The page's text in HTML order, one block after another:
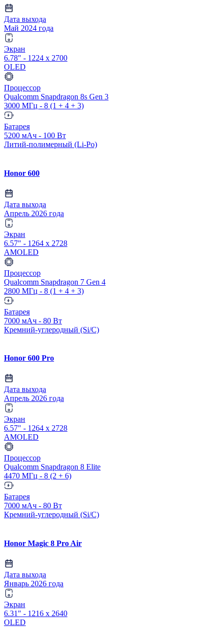
Дата выхода
Май 2024 года
Экран
6.78" - 1224 x 2700
OLED
Процессор
Qualcomm Snapdragon 8s Gen 3
3000 МГц - 8 (1 + 4 + 3)
Батарея
5200 мАч - 100 Вт
Литий-полимерный (Li-Po)
Honor 600
Дата выхода
Апрель 2026 года
Экран
6.57" - 1264 x 2728
AMOLED
Процессор
Qualcomm Snapdragon 7 Gen 4
2800 МГц - 8 (1 + 4 + 3)
Батарея
7000 мАч - 80 Вт
Кремний-углеродный (Si/C)
Honor 600 Pro
Дата выхода
Апрель 2026 года
Экран
6.57" - 1264 x 2728
AMOLED
Процессор
Qualcomm Snapdragon 8 Elite
4470 МГц - 8 (2 + 6)
Батарея
7000 мАч - 80 Вт
Кремний-углеродный (Si/C)
Honor Magic 8 Pro Air
Дата выхода
Январь 2026 года
Экран
6.31" - 1216 x 2640
OLED